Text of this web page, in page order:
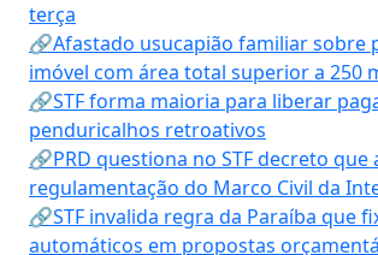
terça
🔗Afastado usucapião familiar sobre
imóvel com área total superior a 250
🔗STF forma maioria para liberar
penduricalhos retroativos
🔗PRD questiona no STF decreto que
regulamentação do Marco Civil da
🔗STF invalida regra da Paraíba que
automáticos em propostas